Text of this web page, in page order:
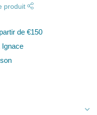
produit
de €150
Ignace